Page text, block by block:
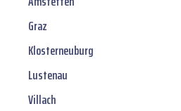
Graz
Klosterneuburg
Lustenau
Villach